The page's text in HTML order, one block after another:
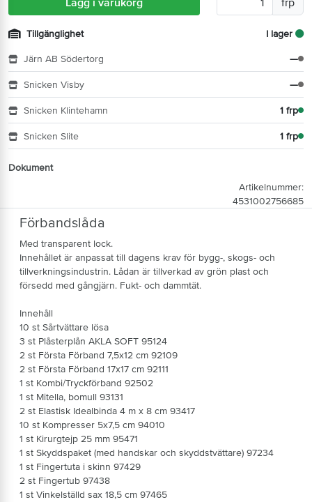
Förbandslåda
Med transparent lock.
Innehållet är anpassat till dagens krav för bygg-, skogs- och
tillverkningsindustrin. Lådan är tillverkad av grön plast och
försedd med gångjärn. Fukt- och dammtät.
Innehåll
10 st Sårtvättare lösa
3 st Plåsterplån AKLA SOFT 95124
2 st Första Förband 7,5x12 cm 92109
2 st Första Förband 17x17 cm 92111
1 st Kombi/Tryckförband 92502
1 st Mitella, bomull 93131
2 st Elastisk Idealbinda 4 m x 8 cm 93417
10 st Kompresser 5x7,5 cm 94010
1 st Kirurgtejp 25 mm 95471
1 st Skyddspaket (med handskar och skyddstvättare) 97234
1 st Fingertuta i skinn 97429
2 st Fingertub 97438
1 st Vinkelställd sax 18,5 cm 97465
Tillgänglighet I lager
Järn AB Södertorg —
Snicken Visby —
Snicken Klintehamn 1 frp
Snicken Slite 1 frp
Dokument
Artikelnummer:
4531002756685